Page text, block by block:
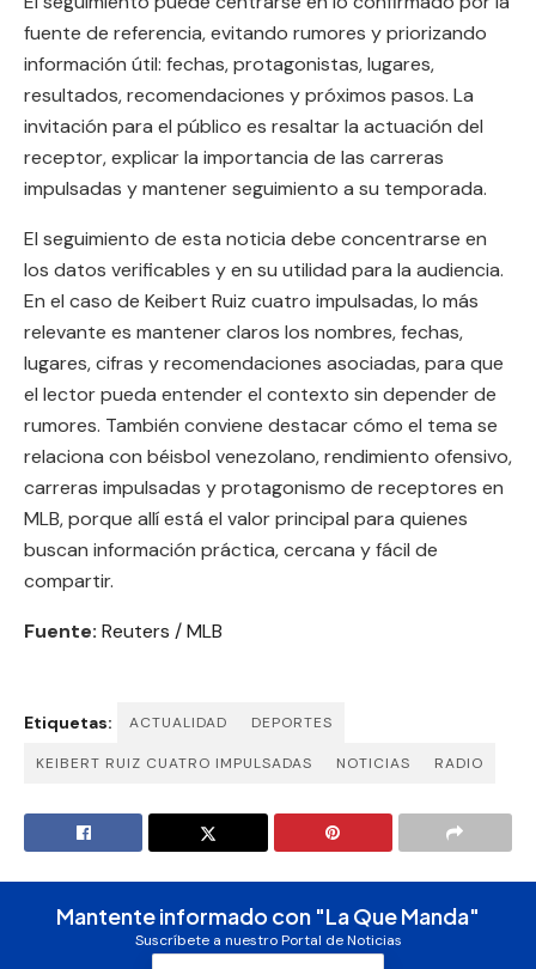
fuente de referencia, evitando rumores y priorizando
información útil: fechas, protagonistas, lugares,
resultados, recomendaciones y próximos pasos. La
invitación para el público es resaltar la actuación del
receptor, explicar la importancia de las carreras
impulsadas y mantener seguimiento a su temporada.
El seguimiento de esta noticia debe concentrarse en
los datos verificables y en su utilidad para la audiencia.
En el caso de Keibert Ruiz cuatro impulsadas, lo más
relevante es mantener claros los nombres, fechas,
lugares, cifras y recomendaciones asociadas, para que
el lector pueda entender el contexto sin depender de
rumores. También conviene destacar cómo el tema se
relaciona con béisbol venezolano, rendimiento ofensivo,
carreras impulsadas y protagonismo de receptores en
MLB, porque allí está el valor principal para quienes
buscan información práctica, cercana y fácil de
compartir.
Fuente: Reuters / MLB
Etiquetas: ACTUALIDAD DEPORTES
KEIBERT RUIZ CUATRO IMPULSADAS NOTICIAS RADIO
Mantente informado con "La Que Manda"
Suscríbete a nuestro Portal de Noticias